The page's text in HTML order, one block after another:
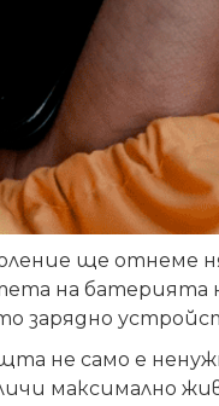
ще отнеме
на батерията
зарядно
не само е
максимално